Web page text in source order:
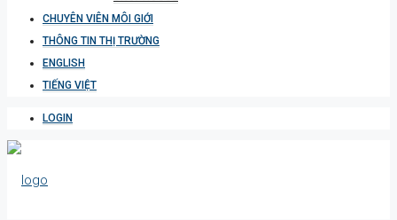
CHUYÊN VIÊN MÔI GIỚI
THÔNG TIN THỊ TRƯỜNG
ENGLISH
TIẾNG VIỆT
LOGIN